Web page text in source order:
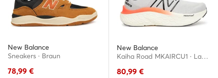
New Balance
Sneakers · Braun
78,99 €
New Balance
Kaiha Road MKAIRCU1 · Laufschuhe
80,99 €